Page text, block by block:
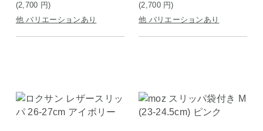
(2,700 円)
他 バリエーションあり
(2,700 円)
他 バリエーションあり